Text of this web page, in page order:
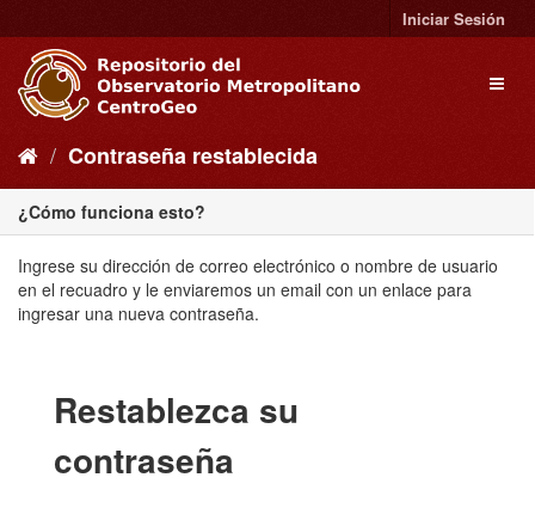
al
contenido
Iniciar Sesión
Contraseña restablecida
¿Cómo funciona esto?
Ingrese su dirección de correo electrónico o nombre de usuario
en el recuadro y le enviaremos un email con un enlace para
ingresar una nueva contraseña.
Restablezca su
contraseña